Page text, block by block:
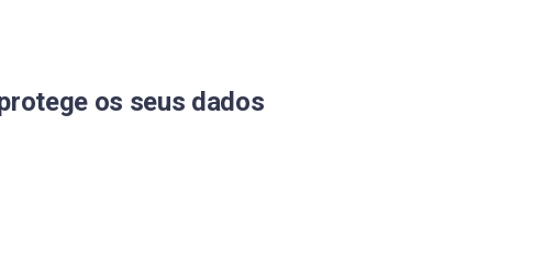
os seus dados